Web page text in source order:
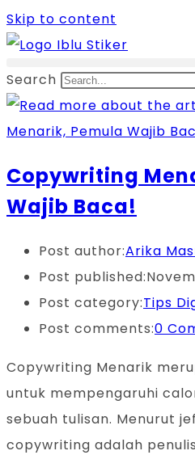
Skip to content
Search
Copywriting
Wajib Baca!
Post author:Arika
Post published:
Post category:Tips
Post comments:0
Copywriting Menarik
untuk mempengaruhi
sebuah tulisan. Menurut
copywriting adalah